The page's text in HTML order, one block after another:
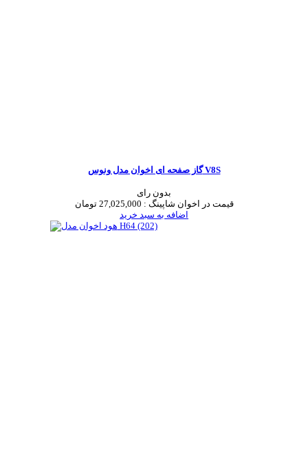
گاز صفحه ای اخوان مدل ونوس V8S
بدون رای
قیمت در اخوان شاپینگ : 27,025,000 تومان
اضافه به سبد خرید